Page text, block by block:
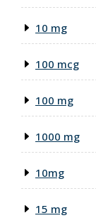
10 mg
100 mcg
100 mg
1000 mg
10mg
15 mg